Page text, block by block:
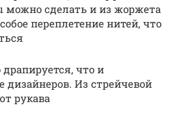
сделать и из жоржета
переплетение нитей, что
что и
дизайнеров. Из стрейчевой
рукава